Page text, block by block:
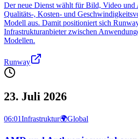
Der neue Dienst wählt für Bild, Video und
Qualitäts-, Kosten- und
Modell aus. Damit positioniert sich
Infrastrukturanbieter zwischen
Modellen.
Runway
23. Juli 2026
06:01Infrastruktur🌍Global